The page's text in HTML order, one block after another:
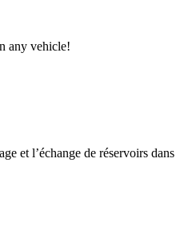
any vehicle!
et l’échange de réservoirs dans